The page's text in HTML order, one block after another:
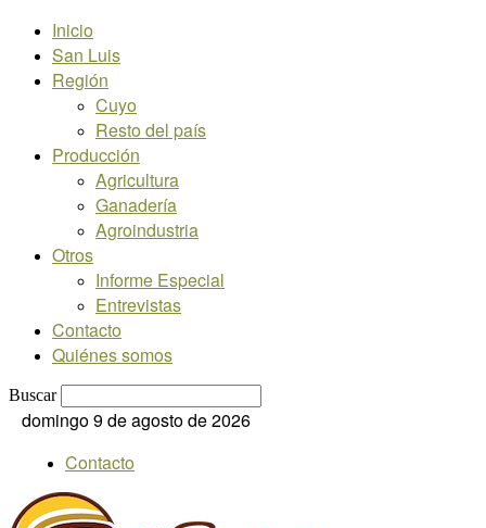
Inicio
San Luis
Región
Cuyo
Resto del país
Producción
Agricultura
Ganadería
Agroindustria
Otros
Informe Especial
Entrevistas
Contacto
Quiénes somos
Buscar
domingo 9 de agosto de 2026
Contacto